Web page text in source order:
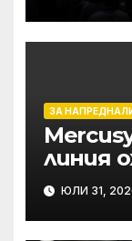
ЗА
линия
ЮЛИ 31,